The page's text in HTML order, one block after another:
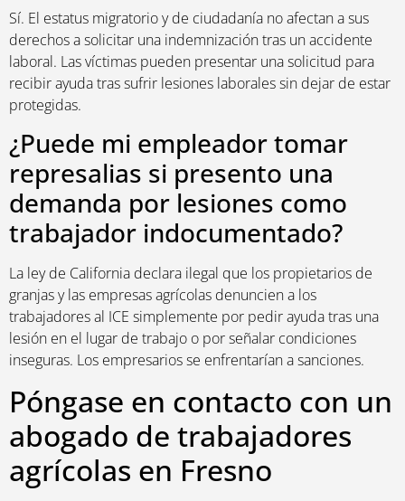
Sí. El estatus migratorio y de ciudadanía no afectan a sus
derechos a solicitar una indemnización tras un accidente
laboral. Las víctimas pueden presentar una solicitud para
recibir ayuda tras sufrir lesiones laborales sin dejar de estar
protegidas.
¿Puede mi empleador tomar
represalias si presento una
demanda por lesiones como
trabajador indocumentado?
La ley de California declara ilegal que los propietarios de
granjas y las empresas agrícolas denuncien a los
trabajadores al ICE simplemente por pedir ayuda tras una
lesión en el lugar de trabajo o por señalar condiciones
inseguras. Los empresarios se enfrentarían a sanciones.
Póngase en contacto con un
abogado de trabajadores
agrícolas en Fresno